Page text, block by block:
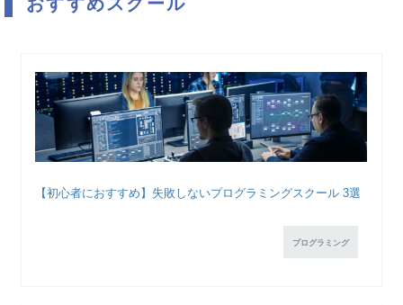
【初心者におすすめ】失敗しないプログラミングスクール 3選
プログラミング